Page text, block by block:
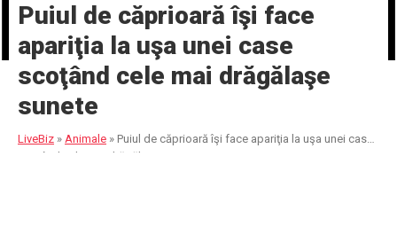
Puiul de căprioară îşi face
apariţia la uşa unei case
scoţând cele mai drăgălaşe
sunete
LiveBiz » Animale » Puiul de căprioară îşi face apariţia la uşa unei case
scoţând cele mai drăgălaşe sunete